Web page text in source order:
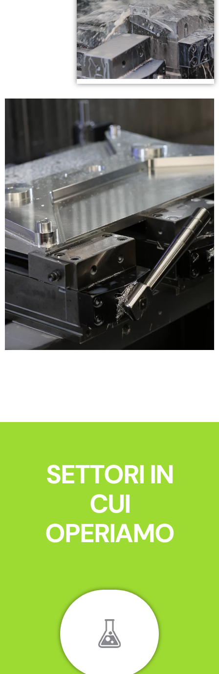
SETTORI IN
CUI
OPERIAMO